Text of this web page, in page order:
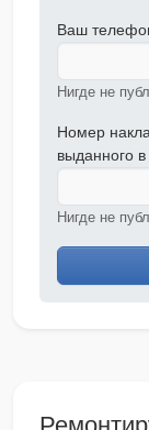
Ваш
Нигде не
Номер
выданного
Нигде не